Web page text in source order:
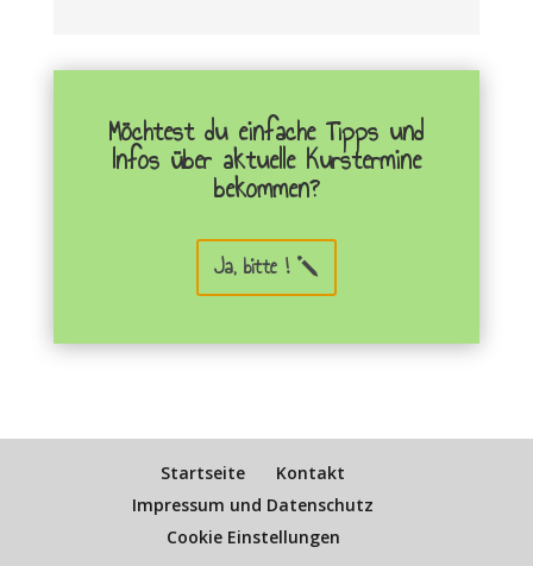
Möchtest du einfache Tipps und
Infos über aktuelle Kurstermine
bekommen?
Ja, bitte !
Startseite
Kontakt
Impressum und Datenschutz
Cookie Einstellungen